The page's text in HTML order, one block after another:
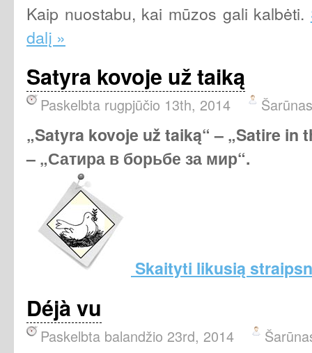
Kaip nuostabu, kai mūzos gali kalbėti.
dalį »
Satyra kovoje už taiką
Paskelbta rugpjūčio 13th, 2014 Šarūnas
„Satyra kovoje už taiką“– „Satire in
– „Сатира в борьбе за мир“.
Skaityti likusią
Déjà vu
Paskelbta balandžio 23rd, 2014